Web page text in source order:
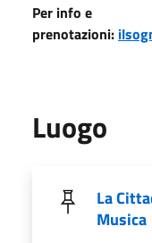
Per info e
prenotazioni:
Luogo
La
Musica